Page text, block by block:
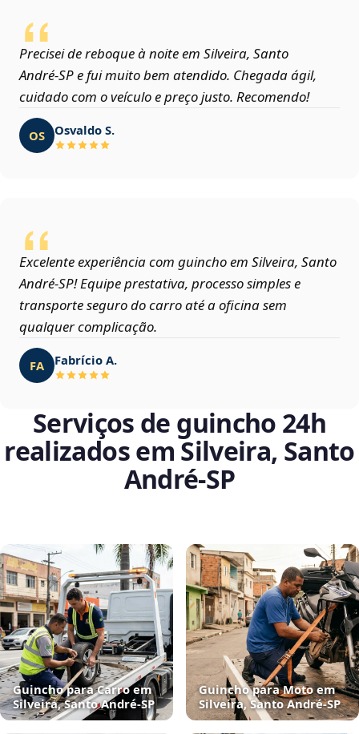
Precisei de reboque à noite em Silveira, Santo
André‑SP e fui muito bem atendido. Chegada ágil,
cuidado com o veículo e preço justo. Recomendo!
OS Osvaldo S.
Excelente experiência com guincho em Silveira, Santo
André‑SP! Equipe prestativa, processo simples e
transporte seguro do carro até a oficina sem
qualquer complicação.
FA Fabrício A.
Serviços de guincho 24h
realizados em Silveira, Santo
André‑SP
Guincho para Carro em
Silveira, Santo André‑SP
Guincho para Moto em
Silveira, Santo André‑SP